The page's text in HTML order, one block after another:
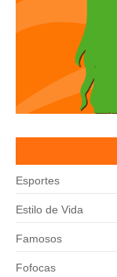
Esportes
Estilo de Vida
Famosos
Fofocas